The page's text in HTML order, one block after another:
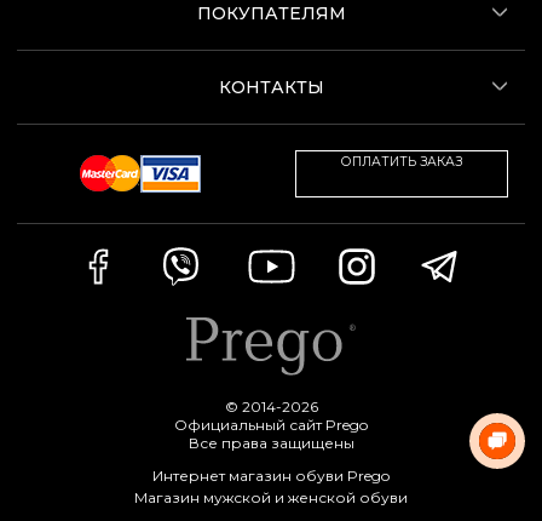
ПОКУПАТЕЛЯМ
КОНТАКТЫ
ОПЛАТИТЬ ЗАКАЗ
© 2014-2026
Официальный сайт Prego
Все права защищены
Интернет магазин обуви Prego
Магазин мужской и женской обуви